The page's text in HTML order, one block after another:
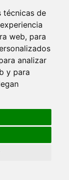
técnicas de
web, para
analizar
y para
técnicas de
web, para
analizar
y para
reservados |